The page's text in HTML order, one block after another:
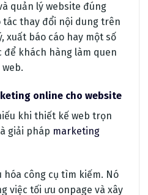
quản lý website đúng
tác thay đổi nội dung trên
xuất báo cáo hay một số
khách hàng làm quen
online cho website
khi thiết kế web trọn
giải pháp marketing
hóa công cụ tìm kiếm. Nó
việc tối ưu onpage và xây